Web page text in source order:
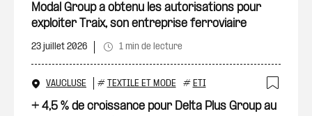
Modal Group a obtenu les autorisations pour
exploiter Traix, son entreprise ferroviaire
23 juillet 2026 1 min de lecture
VAUCLUSE # TEXTILE ET MODE # ETI
+ 4,5 % de croissance pour Delta Plus Group au